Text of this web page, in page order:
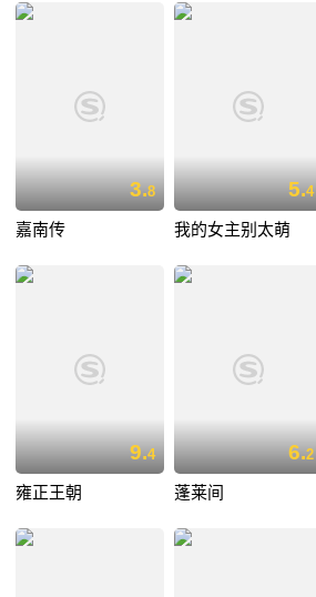
3.8
嘉南传
5.4
我的女主别太萌
9.4
雍正王朝
6.2
蓬莱间